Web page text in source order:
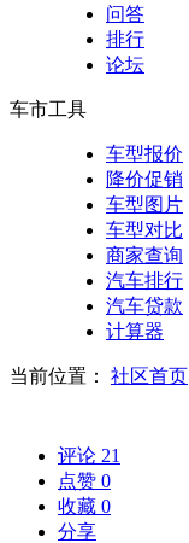
问答
排行
论坛
车市工具
车型报价
降价促销
车型图片
车型对比
商家查询
汽车排行
汽车贷款
计算器
当前位置： 社区首页
评论 21
点赞 0
收藏 0
分享